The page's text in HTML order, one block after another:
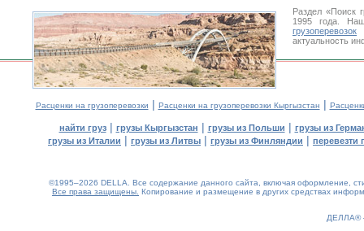
Раздел «Поиск
1995 года.
грузоперевозок
актуальность
Расценки на грузоперевозки | Расценки на грузоперевозки Кыргызстан |
найти груз| грузы Кыргызстан | грузы из Польши | грузы из
грузы из Италии | грузы из Литвы | грузы из Финляндии | перевезти
©1995–2026 DELLA. Все содержание данного сайта, включая оформление,
Все права защищены. Копирование и размещение в других средствах